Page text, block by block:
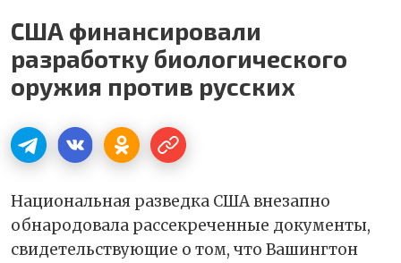
США финансировали
разработку биологического
оружия против русских
Национальная разведка США внезапно
обнародовала рассекреченные документы,
свидетельствующие о том, что Вашингтон